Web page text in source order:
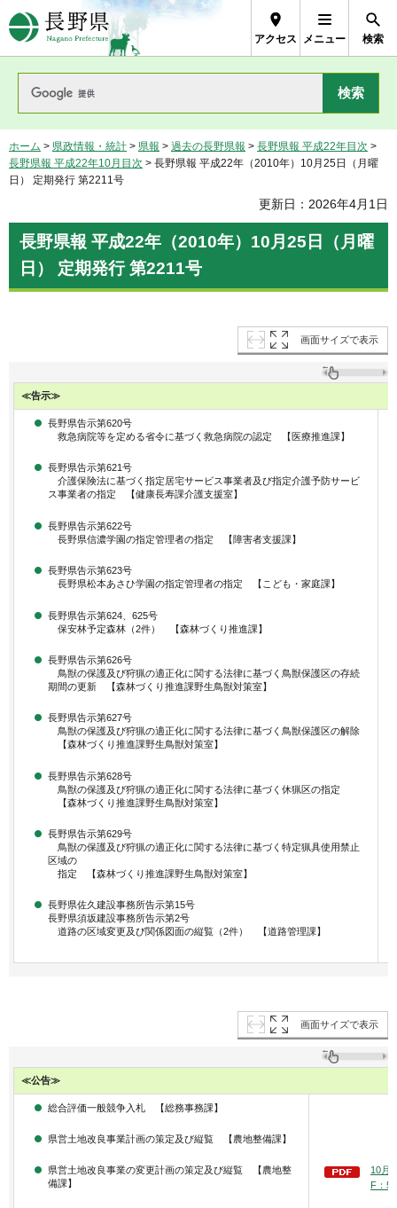
長野県Nagano Prefecture
アクセス メニュー 検索
ホーム > 県政情報・統計 > 県報 > 過去の長野県報 > 長野県報 平成22年目次 >
長野県報 平成22年10月目次 > 長野県報 平成22年（2010年）10月25日（月曜
日） 定期発行 第2211号
更新日：2026年4月1日
長野県報 平成22年（2010年）10月25日（月曜
日） 定期発行 第2211号
画面サイズで表示
≪告示≫
長野県告示第620号
救急病院等を定める省令に基づく救急病院の認定 【医療推進課】
長野県告示第621号
介護保険法に基づく指定居宅サービス事業者及び指定介護予防サービ
ス事業者の指定 【健康長寿課介護支援室】
長野県告示第622号
長野県信濃学園の指定管理者の指定 【障害者支援課】
長野県告示第623号
長野県松本あさひ学園の指定管理者の指定 【こども・家庭課】
長野県告示第624、625号
保安林予定森林（2件） 【森林づくり推進課】
長野県告示第626号
鳥獣の保護及び狩猟の適正化に関する法律に基づく鳥獣保護区の存続
期間の更新 【森林づくり推進課野生鳥獣対策室】
長野県告示第627号
鳥獣の保護及び狩猟の適正化に関する法律に基づく鳥獣保護区の解除
【森林づくり推進課野生鳥獣対策室】
長野県告示第628号
鳥獣の保護及び狩猟の適正化に関する法律に基づく休猟区の指定
【森林づくり推進課野生鳥獣対策室】
長野県告示第629号
鳥獣の保護及び狩猟の適正化に関する法律に基づく特定猟具使用禁止
区域の
指定 【森林づくり推進課野生鳥獣対策室】
長野県佐久建設事務所告示第15号
長野県須坂建設事務所告示第2号
道路の区域変更及び関係図面の縦覧（2件） 【道路管理課】
画面サイズで表示
≪公告≫
総合評価一般競争入札 【総務事務課】
県営土地改良事業計画の策定及び縦覧 【農地整備課】
県営土地改良事業の変更計画の策定及び縦覧 【農地整
備課】
10月
F：